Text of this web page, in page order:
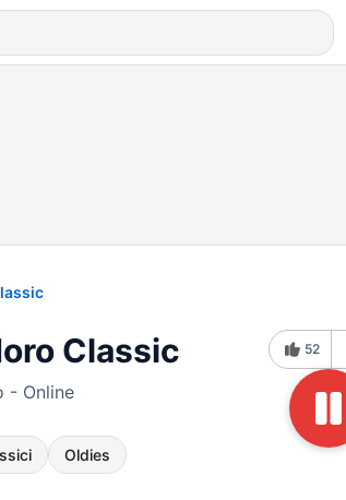
Classic
- Online
Oldies
52